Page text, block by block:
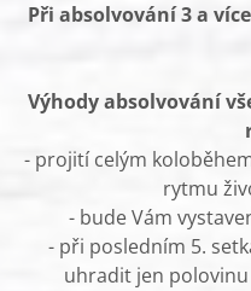
Při absolvování 3 a
Výhody absolvování
- projití celým
rytmu
- bude Vám
- při posledním 5.
uhradit jen